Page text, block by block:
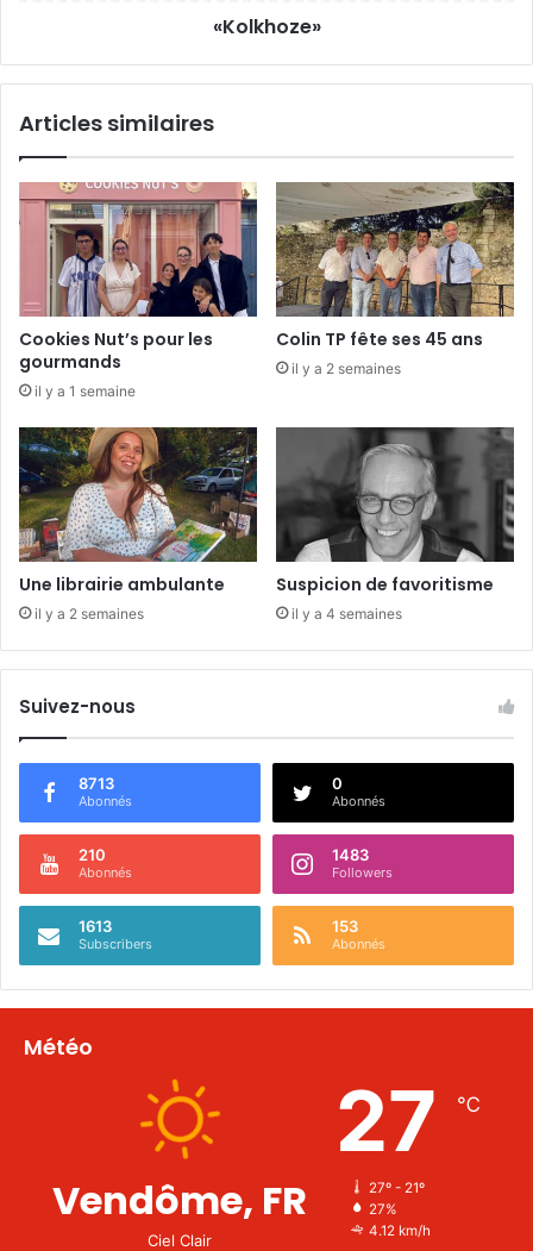
r
o
m
n
é
s
«Kolkhoze»
Articles similaires
Cookies Nut’s pour les
gourmands
il y a 1 semaine
Colin TP fête ses 45 ans
il y a 2 semaines
Une librairie ambulante
il y a 2 semaines
Suspicion de favoritisme
il y a 4 semaines
Suivez-nous
8713
Abonnés
0
Abonnés
210
Abonnés
1483
Followers
1613
Subscribers
153
Abonnés
Météo
Vendôme, FR
Ciel Clair
27 ℃
27º - 21º
27%
4.12 km/h